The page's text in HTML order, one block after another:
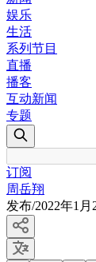
娱乐
生活
系列节目
直播
播客
互动新闻
专题
订阅
周岳翔
发布/2022年1月